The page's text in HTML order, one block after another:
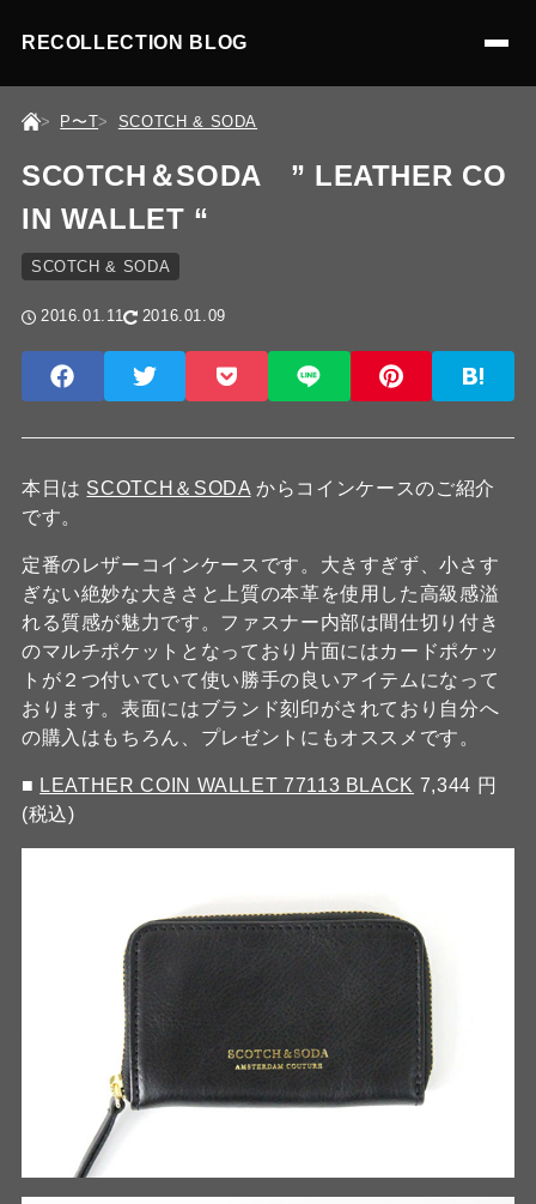
RECOLLECTION BLOG
P〜T SCOTCH & SODA
SCOTCH＆SODA ” LEATHER CO
IN WALLET “
SCOTCH & SODA
2016.01.11 2016.01.09
本日は SCOTCH＆SODA からコインケースのご紹介
です。
定番のレザーコインケースです。大きすぎず、小さす
ぎない絶妙な大きさと上質の本革を使用した高級感溢
れる質感が魅力です。ファスナー内部は間仕切り付き
のマルチポケットとなっており片面にはカードポケッ
トが２つ付いていて使い勝手の良いアイテムになって
おります。表面にはブランド刻印がされており自分へ
の購入はもちろん、プレゼントにもオススメです。
■ LEATHER COIN WALLET 77113 BLACK 7,344 円
(税込)